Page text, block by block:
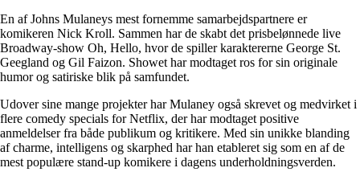
En af Johns Mulaneys mest fornemme samarbejdspartnere er
komikeren Nick Kroll. Sammen har de skabt det prisbelønnede live
Broadway-show Oh, Hello, hvor de spiller karaktererne George St.
Geegland og Gil Faizon. Showet har modtaget ros for sin originale
humor og satiriske blik på samfundet.
Udover sine mange projekter har Mulaney også skrevet og medvirket i
flere comedy specials for Netflix, der har modtaget positive
anmeldelser fra både publikum og kritikere. Med sin unikke blanding
af charme, intelligens og skarphed har han etableret sig som en af de
mest populære stand-up komikere i dagens underholdningsverden.